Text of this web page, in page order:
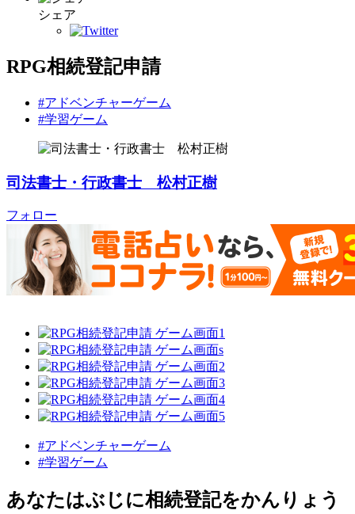
シェア
RPG相続登記申請
#アドベンチャーゲーム
#学習ゲーム
司法書士・行政書士 松村正樹
フォロー
#アドベンチャーゲーム
#学習ゲーム
あなたはぶじに相続登記をかんりょう